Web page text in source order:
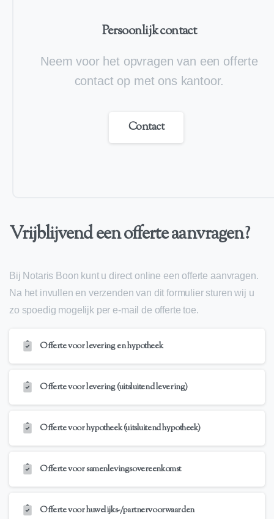
Persoonlijk contact
Neem voor het opvragen van een offerte
contact op met ons kantoor.
Contact
Vrijblijvendeenofferteaanvragen?
Bij Notaris Boon kunt u direct online een offerte aanvragen.
Na het invullen en verzenden van dit formulier sturen wij u
zo spoedig mogelijk per e-mail de offerte toe.
Offerte voor levering en hypotheek
Offerte voor levering (uitsluitend levering)
Offerte voor hypotheek (uitsluitend hypotheek)
Offerte voor samenlevingsovereenkomst
Offerte voor huwelijks-/partnervoorwaarden